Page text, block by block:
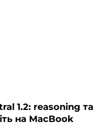
1.2: reasoning та
на MacBook